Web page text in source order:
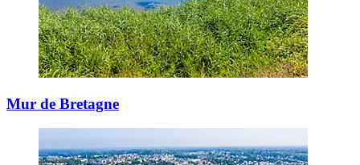
Mur de Bretagne